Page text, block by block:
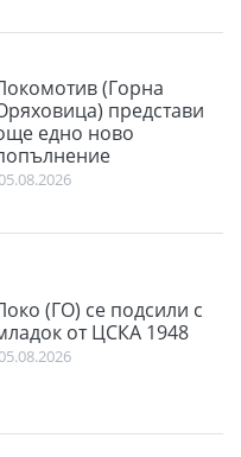
(Горна
представи
едно ново
(ГО) се подсили с
от ЦСКА 1948